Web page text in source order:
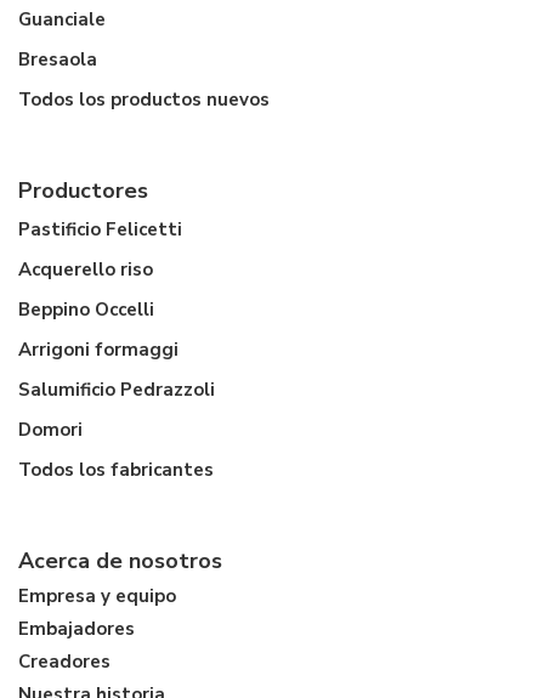
Guanciale
Bresaola
Todos los productos nuevos
Productores
Pastificio Felicetti
Acquerello riso
Beppino Occelli
Arrigoni formaggi
Salumificio Pedrazzoli
Domori
Todos los fabricantes
Acerca de nosotros
Empresa y equipo
Embajadores
Creadores